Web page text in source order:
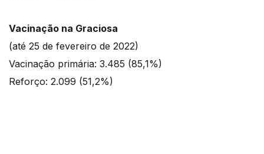
Vacinação na Graciosa
(até 25 de fevereiro de 2022)
Vacinação primária: 3.485 (85,1%)
Reforço: 2.099 (51,2%)